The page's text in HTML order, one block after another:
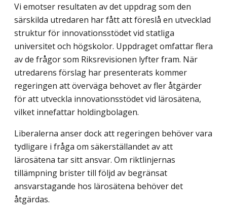
Vi emotser resultaten av det uppdrag som den
särskilda utredaren har fått att föreslå en utvecklad
struktur för innovationsstödet vid statliga
universitet och högskolor. Upp­draget omfattar flera
av de frågor som Riksrevisionen lyfter fram. När
utredarens för­slag har presenterats kommer
regeringen att överväga behovet av fler åtgärder
för att utveckla innovationsstödet vid lärosätena,
vilket innefattar holdingbolagen.
Liberalerna anser dock att regeringen behöver vara
tydligare i fråga om säkerställan­det av att
lärosätena tar sitt ansvar. Om riktlinjernas
tillämpning brister till följd av be­gränsat
ansvarstagande hos lärosätena behöver det
åtgärdas.